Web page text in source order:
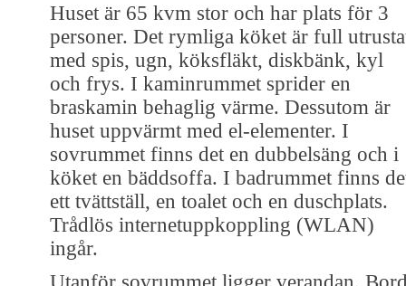
Huset är 65 kvm stor och har plats för 3
personer. Det rymliga köket är full
med spis, ugn, köksfläkt, diskbänk, kyl
och frys. I kaminrummet sprider en
braskamin behaglig värme. Dessutom är
huset uppvärmt med el-elementer. I
sovrummet finns det en dubbelsäng och i
köket en bäddsoffa. I badrummet finns
ett tvättställ, en toalet och en duschplats.
Trådlös internetuppkoppling (WLAN)
ingår.